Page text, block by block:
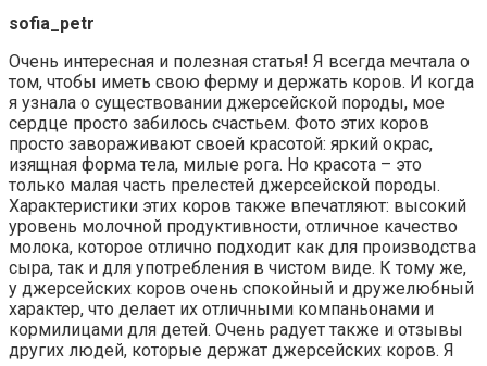
sofia_petr
Очень интересная и полезная статья! Я всегда мечтала о
том, чтобы иметь свою ферму и держать коров. И когда
я узнала о существовании джерсейской породы, мое
сердце просто забилось счастьем. Фото этих коров
просто завораживают своей красотой: яркий окрас,
изящная форма тела, милые рога. Но красота – это
только малая часть прелестей джерсейской породы.
Характеристики этих коров также впечатляют: высокий
уровень молочной продуктивности, отличное качество
молока, которое отлично подходит как для производства
сыра, так и для употребления в чистом виде. К тому же,
у джерсейских коров очень спокойный и дружелюбный
характер, что делает их отличными компаньонами и
кормилицами для детей. Очень радует также и отзывы
других людей, которые держат джерсейских коров. Я